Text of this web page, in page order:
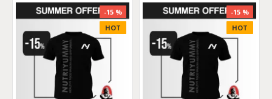
HOT
-15 %
HOT
-15 %